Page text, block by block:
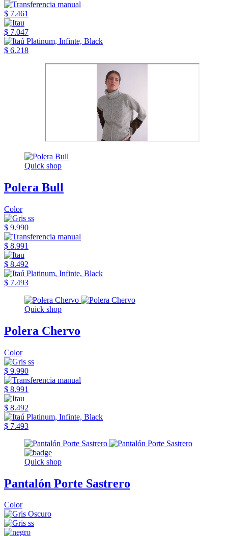
$ 7.461
$ 7.047
$ 6.218
Quick shop
Polera Bull
Color
$ 9.990
$ 8.991
$ 8.492
$ 7.493
Quick shop
Polera Chervo
Color
$ 9.990
$ 8.991
$ 8.492
$ 7.493
Quick shop
Pantalón Porte Sastrero
Color